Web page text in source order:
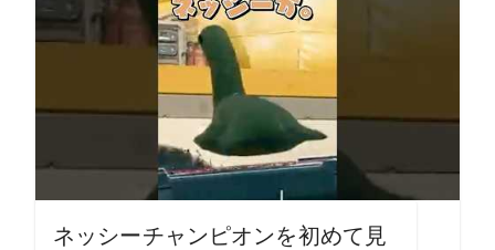
ネッシーチャンピオンを初めて見